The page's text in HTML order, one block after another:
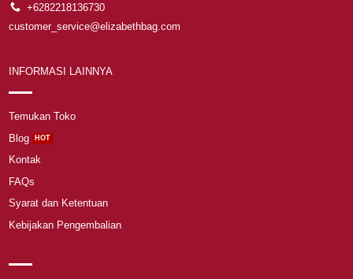
+6282218136730
customer_service@elizabethbag.com
INFORMASI LAINNYA
Temukan Toko
Blog
Kontak
FAQs
Syarat dan Ketentuan
Kebijakan Pengembalian